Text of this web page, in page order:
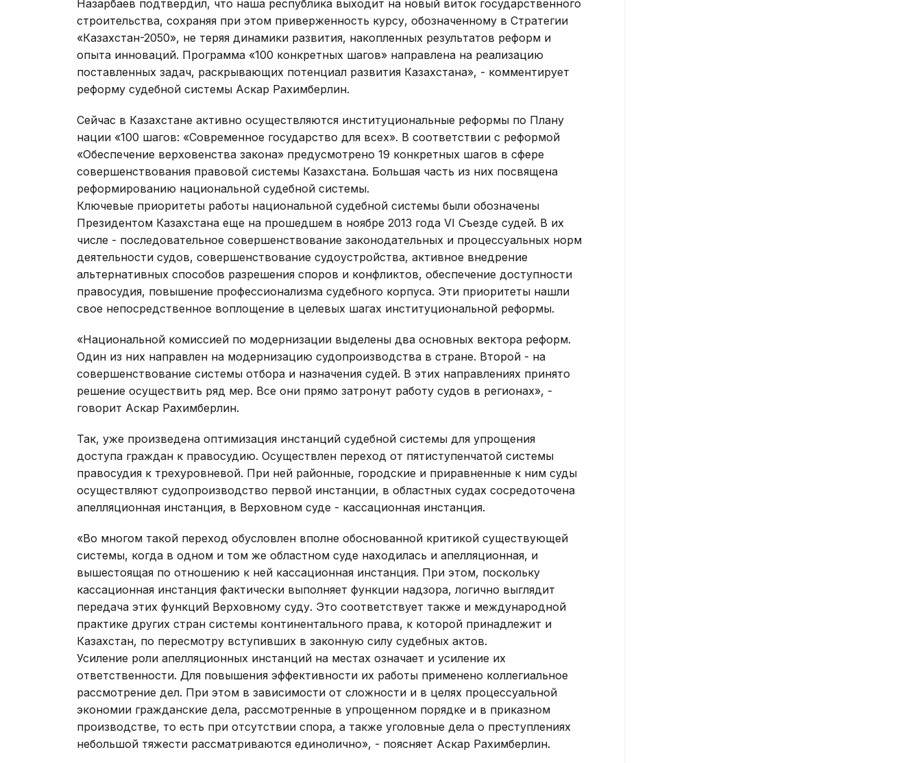
Назарбаев подтвердил, что наша республика выходит на новый виток государственного
строительства, сохраняя при этом приверженность курсу, обозначенному в Стратегии
«Казахстан-2050», не теряя динамики развития, накопленных результатов реформ и
опыта инноваций. Программа «100 конкретных шагов» направлена на реализацию
поставленных задач, раскрывающих потенциал развития Казахстана», - комментирует
реформу судебной системы Аскар Рахимберлин.
Сейчас в Казахстане активно осуществляются институциональные реформы по Плану
нации «100 шагов: «Современное государство для всех». В соответствии с реформой
«Обеспечение верховенства закона» предусмотрено 19 конкретных шагов в сфере
совершенствования правовой системы Казахстана. Большая часть из них посвящена
реформированию национальной судебной системы.
Ключевые приоритеты работы национальной судебной системы были обозначены
Президентом Казахстана еще на прошедшем в ноябре 2013 года VI Съезде судей. В их
числе - последовательное совершенствование законодательных и процессуальных норм
деятельности судов, совершенствование судоустройства, активное внедрение
альтернативных способов разрешения споров и конфликтов, обеспечение доступности
правосудия, повышение профессионализма судебного корпуса. Эти приоритеты нашли
свое непосредственное воплощение в целевых шагах институциональной реформы.
«Национальной комиссией по модернизации выделены два основных вектора реформ.
Один из них направлен на модернизацию судопроизводства в стране. Второй - на
совершенствование системы отбора и назначения судей. В этих направлениях принято
решение осуществить ряд мер. Все они прямо затронут работу судов в регионах», -
говорит Аскар Рахимберлин.
Так, уже произведена оптимизация инстанций судебной системы для упрощения
доступа граждан к правосудию. Осуществлен переход от пятиступенчатой системы
правосудия к трехуровневой. При ней районные, городские и приравненные к ним суды
осуществляют судопроизводство первой инстанции, в областных судах сосредоточена
апелляционная инстанция, в Верховном суде - кассационная инстанция.
«Во многом такой переход обусловлен вполне обоснованной критикой существующей
системы, когда в одном и том же областном суде находилась и апелляционная, и
вышестоящая по отношению к ней кассационная инстанция. При этом, поскольку
кассационная инстанция фактически выполняет функции надзора, логично выглядит
передача этих функций Верховному суду. Это соответствует также и международной
практике других стран системы континентального права, к которой принадлежит и
Казахстан, по пересмотру вступивших в законную силу судебных актов.
Усиление роли апелляционных инстанций на местах означает и усиление их
ответственности. Для повышения эффективности их работы применено коллегиальное
рассмотрение дел. При этом в зависимости от сложности и в целях процессуальной
экономии гражданские дела, рассмотренные в упрощенном порядке и в приказном
производстве, то есть при отсутствии спора, а также уголовные дела о преступлениях
небольшой тяжести рассматриваются единолично», - поясняет Аскар Рахимберлин.